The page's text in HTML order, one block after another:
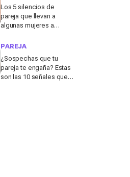
Los 5 silencios de
pareja que llevan a
algunas mujeres a
40, según una coach
PAREJA
¿Sospechas que tu
pareja te engaña? Estas
son las 10 señales que